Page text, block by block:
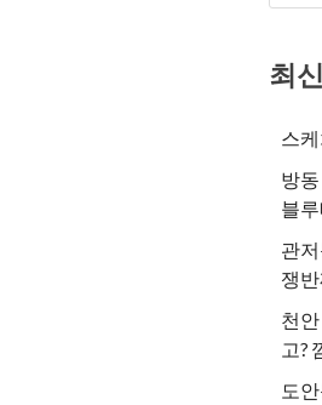
최
스
방
블
관
쟁
천
고?
도